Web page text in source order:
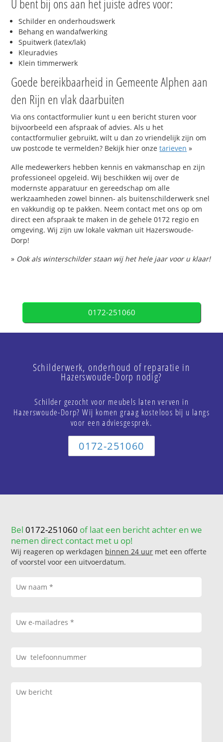
Schilder en onderhoudswerk
Behang en wandafwerking
Spuitwerk (latex/lak)
Kleuradvies
Klein timmerwerk
Goede bereikbaarheid in Gemeente Alphen aan
den Rijn en vlak daarbuiten
Via ons contactformulier kunt u een bericht sturen voor
bijvoorbeeld een afspraak of advies. Als u het
contactformulier gebruikt, wilt u dan zo vriendelijk zijn om
uw postcode te vermelden? Bekijk hier onzetarieven »
Alle medewerkers hebben kennis en vakmanschap en zijn
professioneel opgeleid. Wij beschikken wij over de
modernste apparatuur en gereedschap om alle
werkzaamheden zowel binnen- als buitenschilderwerk snel
en vakkundig op te pakken. Neem contact met ons op om
direct een afspraak te maken in de gehele 0172 regio en
omgeving. Wij zijn uw lokale vakman uit Hazerswoude-
Dorp!
» Ook als winterschilder staan wij het hele jaar voor u klaar!
0172-251060
Schilderwerk, onderhoud of reparatie in
Hazerswoude-Dorp nodig?
Schilder gezocht voor meubels laten verven in
Hazerswoude-Dorp? Wij komen graag kosteloos bij u langs
voor een adviesgesprek.
0172-251060
Bel0172-251060 of laat een bericht achter en we
nemen direct contact met u op!
Wij reageren op werkdagen binnen 24 uur met een offerte
of voorstel voor een uitvoerdatum.